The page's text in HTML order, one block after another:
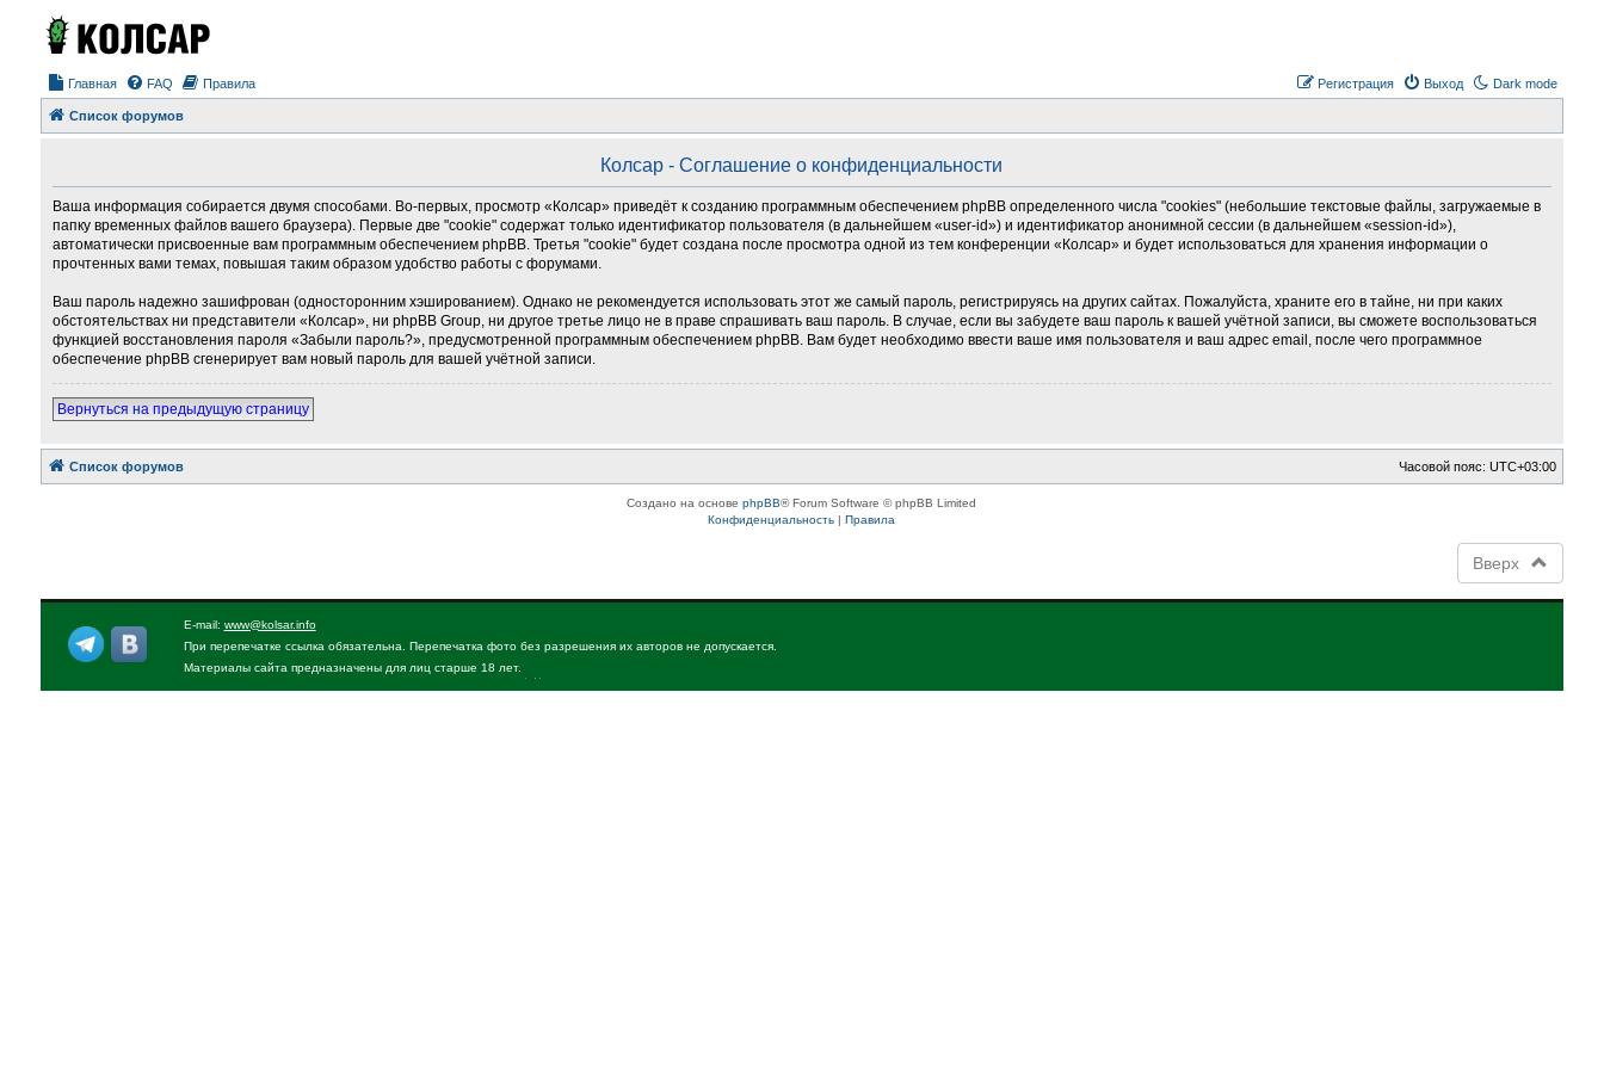
Главная Dark mode
FAQ Правила Выход
Регистрация
Список форумов
Колсар - Соглашение о конфиденциальности
Ваша информация собирается двумя способами. Во-первых, просмотр «Колсар» приведёт к созданию программным обеспечением phpBB определенного числа "cookies" (небольшие текстовые файлы, загружаемые в
папку временных файлов вашего браузера). Первые две "cookie" содержат только идентификатор пользователя (в дальнейшем «user-id») и идентификатор анонимной сессии (в дальнейшем «session-id»),
автоматически присвоенные вам программным обеспечением phpBB. Третья "cookie" будет создана после просмотра одной из тем конференции «Колсар» и будет использоваться для хранения информации о
прочтенных вами темах, повышая таким образом удобство работы с форумами.
Ваш пароль надежно зашифрован (односторонним хэшированием). Однако не рекомендуется использовать этот же самый пароль, регистрируясь на других сайтах. Пожалуйста, храните его в тайне, ни при каких
обстоятельствах ни представители «Колсар», ни phpBB Group, ни другое третье лицо не в праве спрашивать ваш пароль. В случае, если вы забудете ваш пароль к вашей учётной записи, вы сможете воспользоваться
функцией восстановления пароля «Забыли пароль?», предусмотренной программным обеспечением phpBB. Вам будет необходимо ввести ваше имя пользователя и ваш адрес email, после чего программное
обеспечение phpBB сгенерирует вам новый пароль для вашей учётной записи.
Вернуться на предыдущую страницу
Список форумов Часовой пояс:UTC+03:00
Создано на основеphpBB® Forum Software © phpBB Limited
Конфиденциальность |Правила
Вверх
E-mail: www@kolsar.info
При перепечатке ссылка обязательна. Перепечатка фото без разрешения их авторов не допускается.
Материалы сайта предназначены для лиц старше 18 лет.